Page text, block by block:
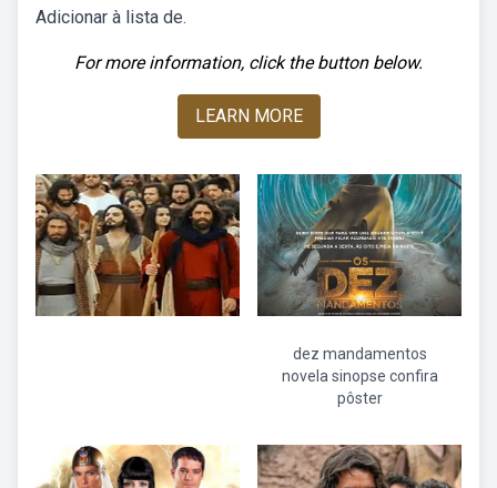
Adicionar à lista de.
For more information, click the button below.
LEARN MORE
dez mandamentos
novela sinopse confira
pôster